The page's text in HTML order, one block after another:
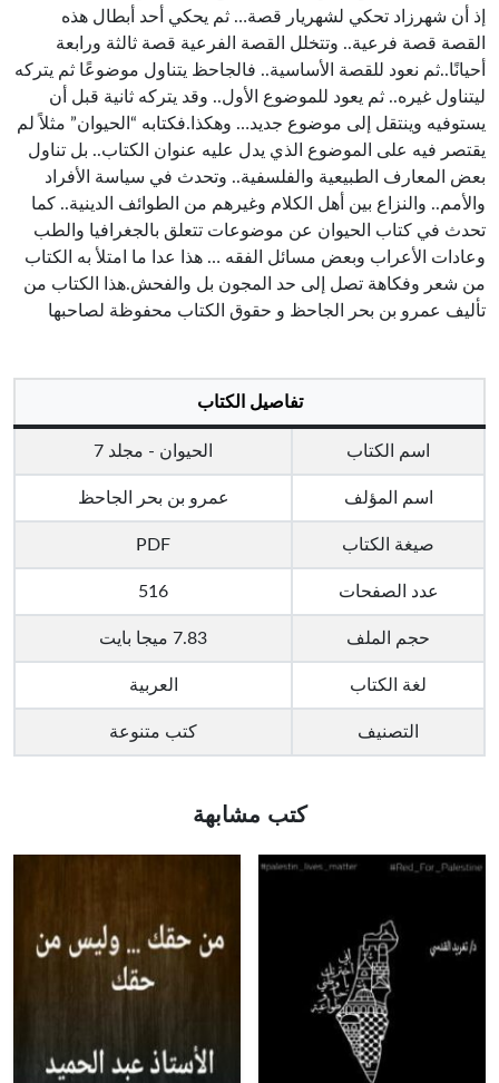
إذ أن شهرزاد تحكي لشهريار قصة… ثم يحكي أحد أبطال هذه
القصة قصة فرعية.. وتتخلل القصة الفرعية قصة ثالثة ورابعة
أحيانًا..ثم نعود للقصة الأساسية.. فالجاحظ يتناول موضوعًا ثم يتركه
ليتناول غيره.. ثم يعود للموضوع الأول.. وقد يتركه ثانية قبل أن
يستوفيه وينتقل إلى موضوع جديد… وهكذا.فكتابه “الحيوان” مثلاً لم
يقتصر فيه على الموضوع الذي يدل عليه عنوان الكتاب.. بل تناول
بعض المعارف الطبيعية والفلسفية.. وتحدث في سياسة الأفراد
والأمم.. والنزاع بين أهل الكلام وغيرهم من الطوائف الدينية.. كما
تحدث في كتاب الحيوان عن موضوعات تتعلق بالجغرافيا والطب
وعادات الأعراب وبعض مسائل الفقه … هذا عدا ما امتلأ به الكتاب
من شعر وفكاهة تصل إلى حد المجون بل والفحش.هذا الكتاب من
تأليف عمرو بن بحر الجاحظ و حقوق الكتاب محفوظة لصاحبها
تفاصيل الكتاب
اسم الكتاب الحيوان - مجلد 7
اسم المؤلف عمرو بن بحر الجاحظ
صيغة الكتاب PDF
عدد الصفحات 516
حجم الملف 7.83 ميجا بايت
لغة الكتاب العربية
التصنيف كتب متنوعة
كتب مشابهة